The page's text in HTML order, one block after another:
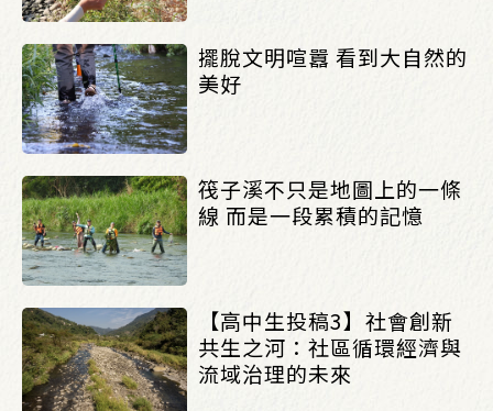
擺脫文明喧囂 看到大自然的
美好
筏子溪不只是地圖上的一條
線 而是一段累積的記憶
【高中生投稿3】社會創新
共生之河：社區循環經濟與
流域治理的未來